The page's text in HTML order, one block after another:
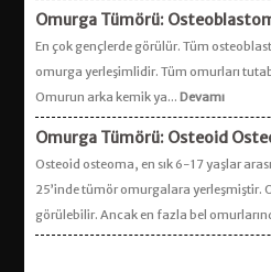
Omurga Tümörü:
En çok gençlerde görülür. Tüm
omurga yerleşimlidir. Tüm omurları
Omurun arka kemik ya... Devamı
Omurga Tümörü: Osteoid
Osteoid osteoma, en sık 6-17 yaşlar
25’inde tümör omurgalara yerleşmiştir.
görülebilir. Ancak en fazla bel